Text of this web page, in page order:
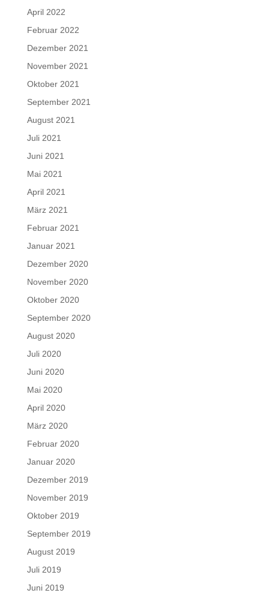
April 2022
Februar 2022
Dezember 2021
November 2021
Oktober 2021
September 2021
August 2021
Juli 2021
Juni 2021
Mai 2021
April 2021
März 2021
Februar 2021
Januar 2021
Dezember 2020
November 2020
Oktober 2020
September 2020
August 2020
Juli 2020
Juni 2020
Mai 2020
April 2020
März 2020
Februar 2020
Januar 2020
Dezember 2019
November 2019
Oktober 2019
September 2019
August 2019
Juli 2019
Juni 2019